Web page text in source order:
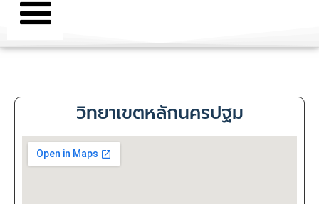
วิทยาเขตหลักนครปฐม